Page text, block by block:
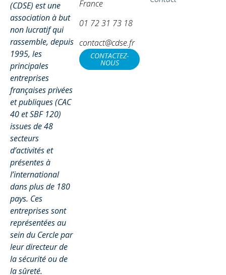
(CDSE) est une
association à but
non lucratif qui
rassemble, depuis
1995, les
principales
entreprises
françaises privées
et publiques (CAC
40 et SBF 120)
issues de 48
secteurs
d’activités et
présentes à
l’international
dans plus de 180
pays. Ces
entreprises sont
représentées au
sein du Cercle par
leur directeur de
la sécurité ou de
la sûreté.
France
01 72 31 73 18
contact@cdse.fr
CONTACTEZ-
NOUS